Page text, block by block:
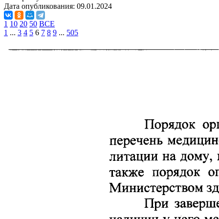
Дата опубликования: 09.01.2024
1 10 20 50 ВСЕ
1 ... 3 4 5 6 7 8 9 ... 505